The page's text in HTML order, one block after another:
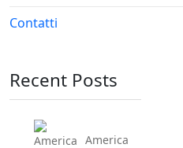
Contatti
Recent Posts
America